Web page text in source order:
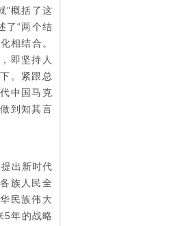
”概括了这
了“两个结
相结合。
即坚持人
。紧跟总
中国马克
到知其言
出新时代
族人民全
民族伟大
5年的战略